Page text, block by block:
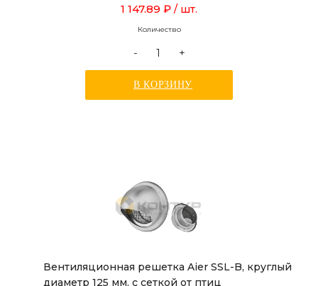
1 147.89 ₽ / шт.
Количество
- +
В КОРЗИНУ
Вентиляционная решетка Aier SSL-B, круглый
диаметр 125 мм, с сеткой от птиц